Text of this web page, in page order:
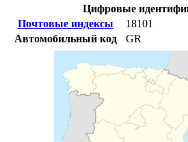
Цифровые
Почтовые индексы
18101
Автомобильный код
GR